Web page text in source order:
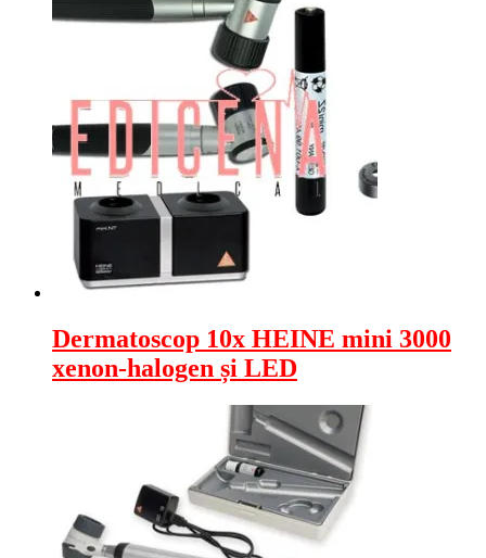
Dermatoscop 10x HEINE mini 3000
xenon-halogen și LED